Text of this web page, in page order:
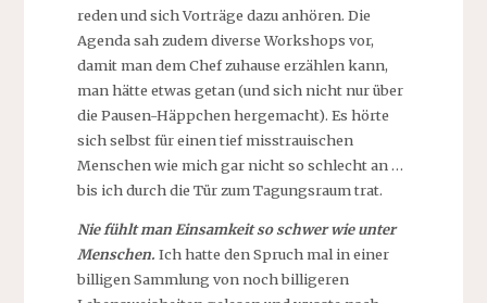
reden und sich Vorträge dazu anhören. Die
Agenda sah zudem diverse Workshops vor,
damit man dem Chef zuhause erzählen kann,
man hätte etwas getan (und sich nicht nur über
die Pausen-Häppchen hergemacht). Es hörte
sich selbst für einen tief misstrauischen
Menschen wie mich gar nicht so schlecht an …
bis ich durch die Tür zum Tagungsraum trat.
Nie fühlt man Einsamkeit so schwer wie unter
Menschen. Ich hatte den Spruch mal in einer
billigen Sammlung von noch billigeren